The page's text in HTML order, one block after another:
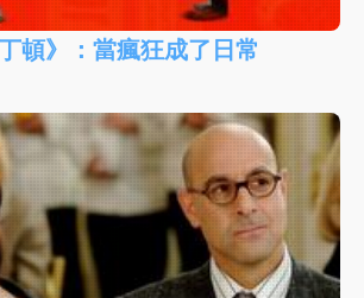
頓》：當瘋狂成了日常